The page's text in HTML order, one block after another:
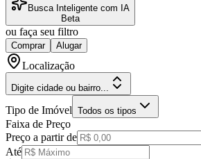
Busca Inteligente com IA
Beta
ou faça seu filtro
Comprar Alugar
Localização
Digite cidade ou bairro...
Tipo de Imóvel Todos os tipos
Faixa de Preço
Preço a partir de
Até